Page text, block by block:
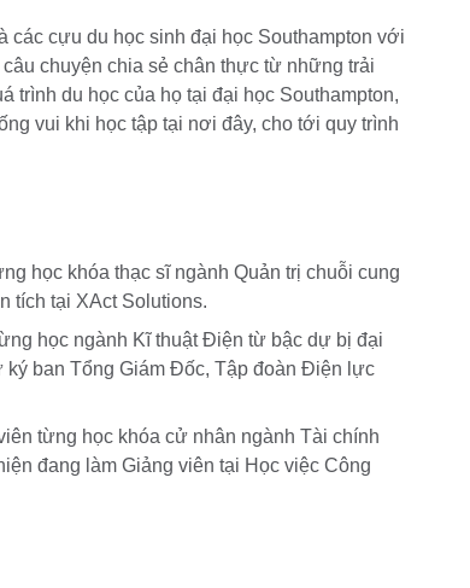
các cựu du học sinh đại học Southampton với
chuyện chia sẻ chân thực từ những trải
trình du học của họ tại đại học Southampton,
vui khi học tập tại nơi đây, cho tới quy trình
học khóa thạc sĩ ngành Quản trị chuỗi cung
tích tại XAct Solutions.
học ngành Kĩ thuật Điện từ bậc dự bị đại
ký ban Tổng Giám Đốc, Tập đoàn Điện lực
từng học khóa cử nhân ngành Tài chính
đang làm Giảng viên tại Học việc Công